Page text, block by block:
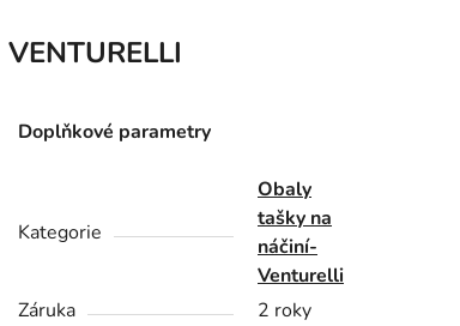
VENTURELLI
Doplňkové parametry
Kategorie
Obaly
tašky na
náčiní-
Venturelli
Záruka
2 roky